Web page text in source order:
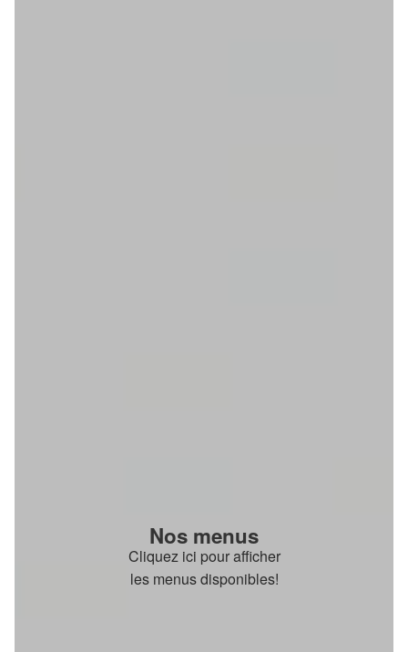
Nos menus
Cliquez ici pour afficher
les menus disponibles!